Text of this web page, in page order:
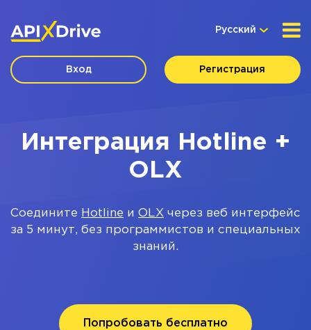
Русский
Вход Регистрация
Интеграция Hotline +
OLX
Соедините Hotline и OLX через веб интерфейс
за 5 минут, без программистов и специальных
знаний.
Попробовать бесплатно